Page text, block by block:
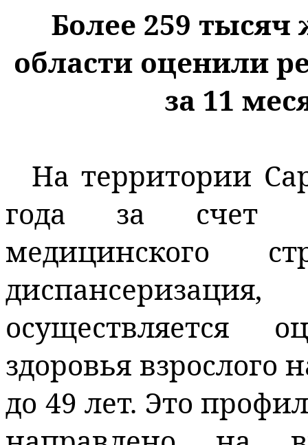
Более 259 тысяч
области оценили
за 11
На территории
года за счет
медицинского
осуществляется
здоровья взрослого
до 49 лет. Это